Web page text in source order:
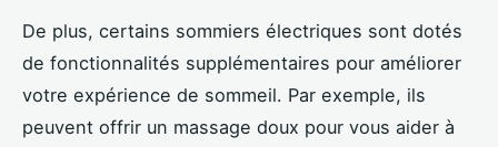
De plus, certains sommiers électriques sont dotés
de fonctionnalités supplémentaires pour améliorer
votre expérience de sommeil. Par exemple, ils
peuvent offrir un massage doux pour vous aider à